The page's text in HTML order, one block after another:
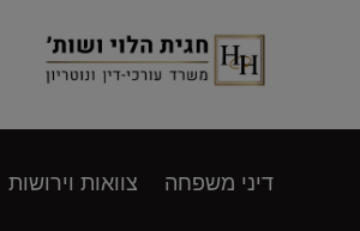
דיני משפחה צוואות וירושות